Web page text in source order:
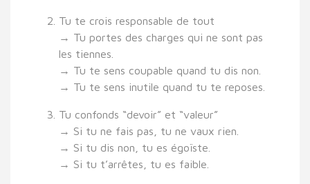
Tu te crois responsable de tout
→ Tu portes des charges qui ne sont pas
les tiennes.
→ Tu te sens coupable quand tu dis non.
→ Tu te sens inutile quand tu te reposes.
Tu confonds “devoir” et “valeur”
→ Si tu ne fais pas, tu ne vaux rien.
→ Si tu dis non, tu es égoïste.
→ Si tu t’arrêtes, tu es faible.